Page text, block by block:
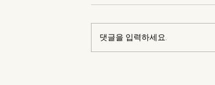
전기자전거 투어
댓글을 입력하세요.